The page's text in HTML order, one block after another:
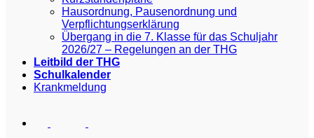
Hausordnung, Pausenordnung und
Verpflichtungserklärung
Übergang in die 7. Klasse für das Schuljahr
2026/27 – Regelungen an der THG
Leitbild der THG
Schulkalender
Krankmeldung